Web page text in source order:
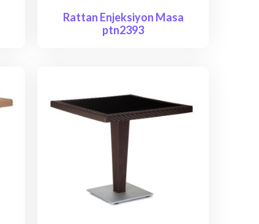
Rattan Enjeksiyon Masa
ptn2393